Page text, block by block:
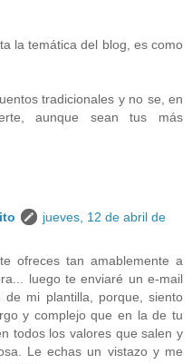
la temática del blog, es como
tradicionales y no se, en
aunque sean tus más
jueves, 12 de abril de
ofreces tan amablemente a
luego te enviaré un e-mail
mi plantilla, porque, siento
y complejo que en la de tu
todos los valores que salen y
Le echas un vistazo y me